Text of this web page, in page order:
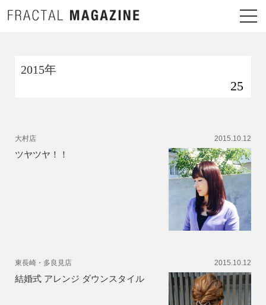
2015年
25
大村店 2015.10.12
ツヤツヤ！！
東長崎・多良見店 2015.10.12
結婚式 アレンジ ダウンスタイル